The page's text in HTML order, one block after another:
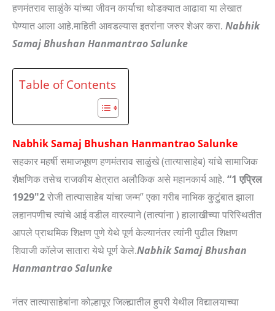
हणमंतराव साळुंके यांच्या जीवन कार्याचा थोडक्यात आढावा या लेखात
घेण्यात आला आहे.माहिती आवडल्यास इतरांना जरुर शेअर करा. Nabhik
Samaj Bhushan Hanmantrao Salunke
Table of Contents
Nabhik Samaj Bhushan Hanmantrao Salunke
सहकार महर्षी समाजभूषण हणमंतराव साळुंखे (तात्यासाहेब) यांचे सामाजिक
शैक्षणिक तसेच राजकीय क्षेत्रात अलौकिक असे महानकार्य आहे. “1 एप्रिल
1929″2रोजी तात्यासाहेब यांचा जन्म” एका गरीब नाभिक कुटुंबात झाला
लहानपणीच त्यांचे आई वडील वारल्याने (तात्यांना ) हालाखीच्या परिस्थितीत
आपले प्राथमिक शिक्षण पुणे येथे पूर्ण केल्यानंतर त्यांनी पुढील शिक्षण
शिवाजी कॉलेज सातारा येथे पूर्ण केले.Nabhik Samaj Bhushan
Hanmantrao Salunke
नंतर तात्यासाहेबांना कोल्हापूर जिल्ह्यातील हुपरी येथील विद्यालयाच्या